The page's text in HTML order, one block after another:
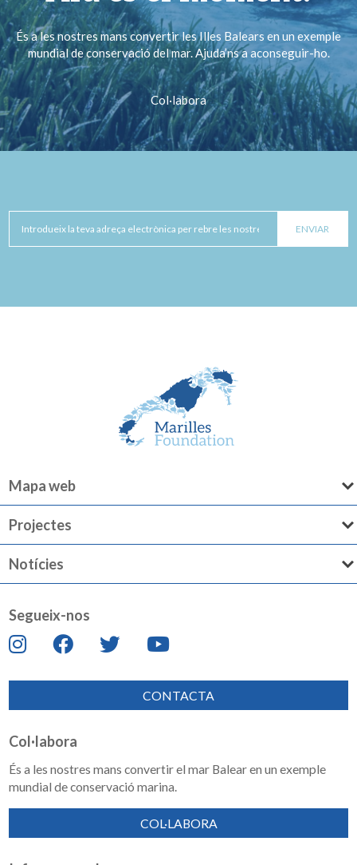
És a les nostres mans convertir les Illes Balears en un exemple
mundial de conservació del mar. Ajuda’ns a aconseguir-ho.
Col·labora
Mapa web
Projectes
Notícies
Segueix-nos
CONTACTA
Col·labora
És a les nostres mans convertir el mar Balear en un exemple
mundial de conservació marina.
COL·LABORA